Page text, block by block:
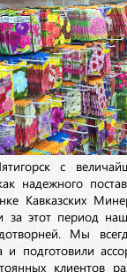
с
надежного
Кавказских
за этот период
Мы
и подготовили
клиентов